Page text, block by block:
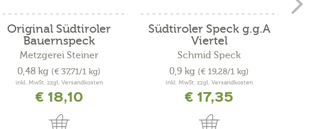
Original Südtiroler
Bauernspeck
Metzgerei Steiner
0,48 kg (€ 37,71/1 kg)
inkl. MwSt. zzgl. Versandkosten
€ 18,10
Südtiroler Speck g.g.A
Viertel
Schmid Speck
0,9 kg (€ 19,28/1 kg)
inkl. MwSt. zzgl. Versandkosten
€ 17,35